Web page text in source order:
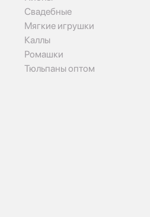
Свадебные
Мягкие игрушки
Каллы
Ромашки
Тюльпаны оптом